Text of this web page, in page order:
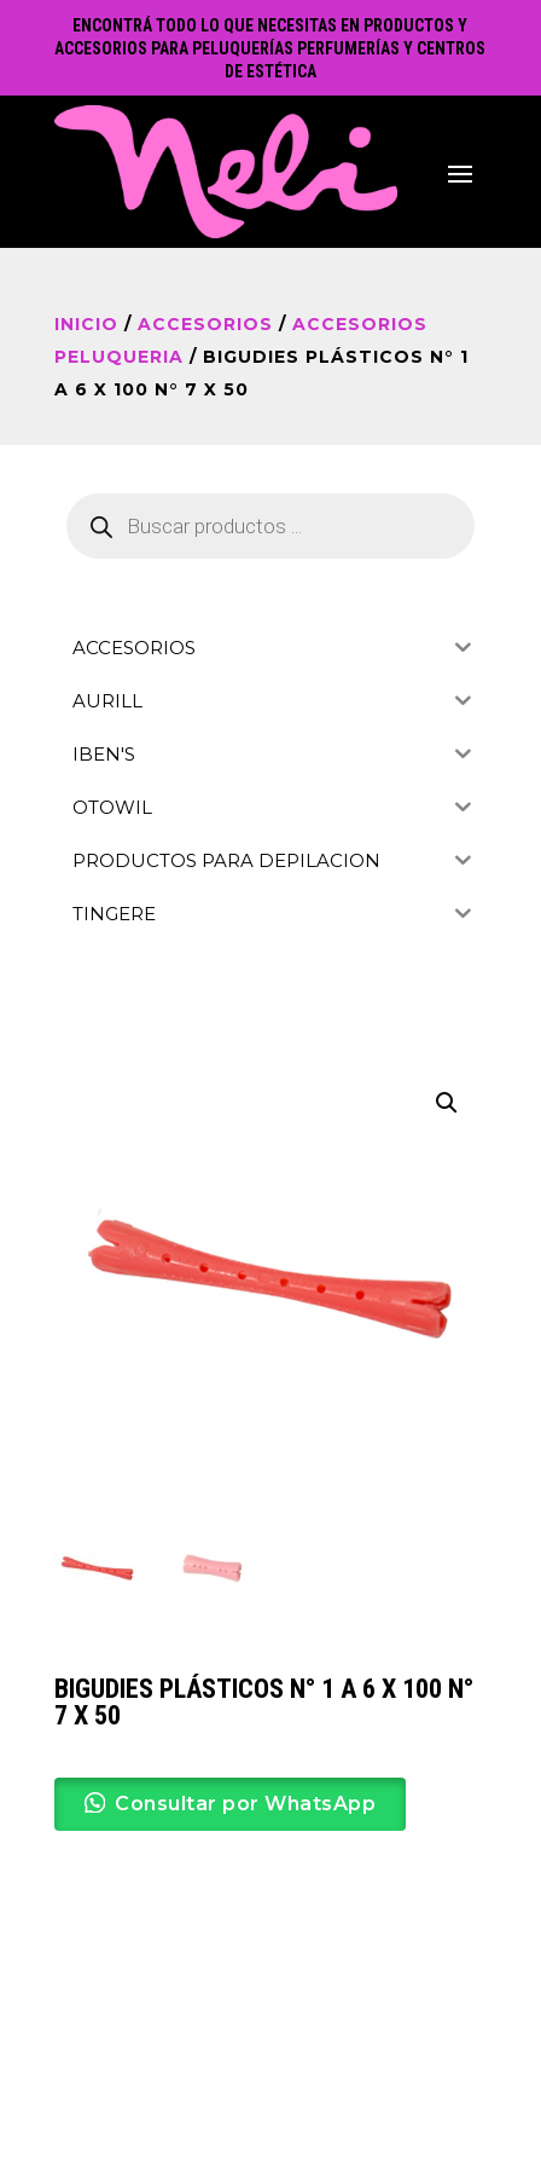
ENCONTRÁ TODO LO QUE NECESITAS EN PRODUCTOS Y
ACCESORIOS PARA PELUQUERÍAS PERFUMERÍAS Y CENTROS
DE ESTÉTICA
INICIO / ACCESORIOS / ACCESORIOS
PELUQUERIA / BIGUDIES PLÁSTICOS N° 1
A 6 X 100 N° 7 X 50
productos
ACCESORIOS
AURILL
IBEN'S
OTOWIL
PRODUCTOS PARA DEPILACION
TINGERE
BIGUDIES PLÁSTICOS N° 1 A 6 X 100 N°
7 X 50
Consultar por WhatsApp